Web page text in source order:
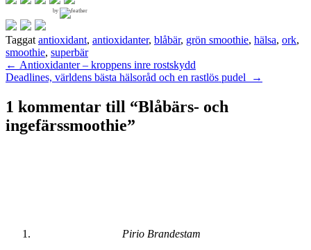
by
Taggat antioxidant, antioxidanter, blåbär, grön smoothie, hälsa, ork,
smoothie, superbär
Inläggsnavigering
← Antioxidanter – kroppens inre rostskydd
Deadlines, världens bästa hälsoråd och en rastlös pudel
→
1 kommentar till “Blåbärs- och
ingefärssmoothie”
Pirio Brandestam